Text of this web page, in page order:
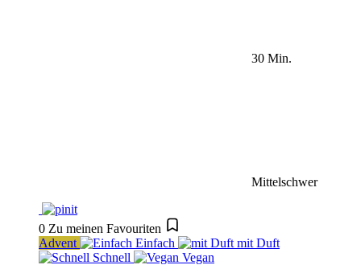
30 Min.
Mittelschwer
0 Zu meinen Favouriten
Advent
Einfach
mit Duft
Schnell
Vegan